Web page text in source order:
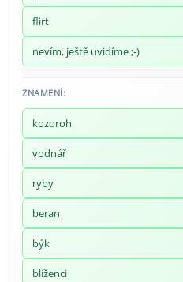
flirt
nevím, ještě uvidíme ;-)
ZNAMENÍ:
kozoroh
vodnář
ryby
beran
býk
blíženci